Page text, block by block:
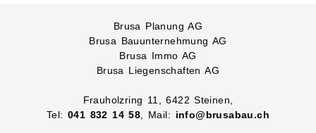
Brusa Planung AG
Brusa Bauunternehmung AG
Brusa Immo AG
Brusa Liegenschaften AG
Frauholzring 11, 6422 Steinen,
Tel:041 832 14 58 , Mail: info@brusabau.ch